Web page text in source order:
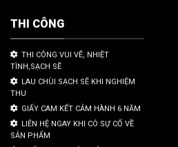
THI CÔNG
THI CÔNG VUI VẼ, NHIỆT
TÌNH,SẠCH SẼ
LAU CHÙI SẠCH SẼ KHI NGHIỆM
THU
GIẤY CAM KẾT CẢM HÀNH 6 NĂM
LIÊN HỆ NGAY KHI CÓ SỰ CỐ VỀ
SẢN PHẨM